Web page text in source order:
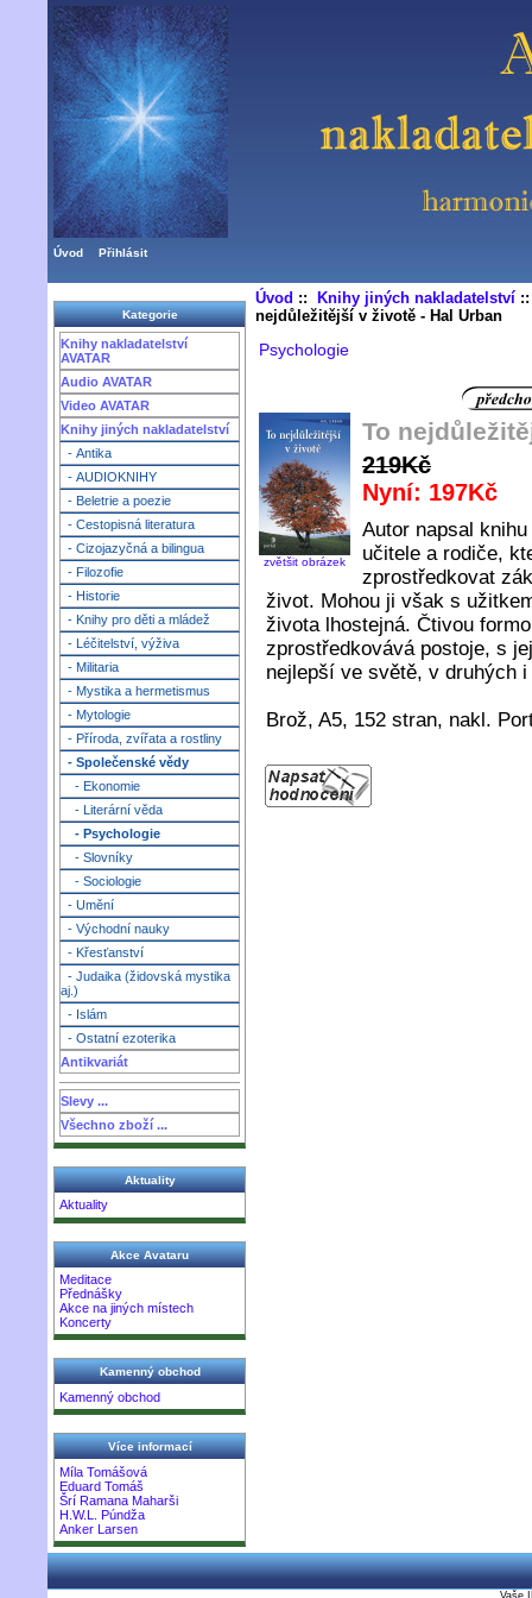
Úvod Přihlásit
Kategorie
Knihy nakladatelství
AVATAR
Audio AVATAR
Video AVATAR
Knihy jiných nakladatelství
- Antika
- AUDIOKNIHY
- Beletrie a poezie
- Cestopisná literatura
- Cizojazyčná a bilingua
- Filozofie
- Historie
- Knihy pro děti a mládež
- Léčitelství, výživa
- Militaria
- Mystika a hermetismus
- Mytologie
- Příroda, zvířata a rostliny
- Společenské vědy
- Ekonomie
- Literární věda
- Psychologie
- Slovníky
- Sociologie
- Umění
- Východní nauky
- Křesťanství
- Judaika (židovská mystika
aj.)
- Islám
- Ostatní ezoterika
Antikvariát
Slevy ...
Všechno zboží ...
Aktuality
Aktuality
Akce Avataru
Meditace
Přednášky
Akce na jiných místech
Koncerty
Kamenný obchod
Kamenný obchod
Více informací
Míla Tomášová
Eduard Tomáš
Šrí Ramana Maharši
H.W.L. Púndža
Anker Larsen
Úvod :: Knihy jiných nakladatelství
nejdůležitější v životě - Hal Urban
Psychologie
zvětšit obrázek
To
219Kč
Nyní: 197Kč
Autor napsal
učitele a rodiče,
zprostředkovat
život. Mohou ji však s
života lhostejná. Čtivou
zprostředkovává postoje, s
nejlepší ve světě, v druhých
Brož, A5, 152 stran, nakl.
Vaše